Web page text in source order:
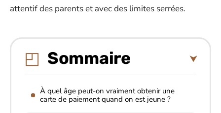
attentif des parents et avec des limites serrées.
Sommaire
À quel âge peut-on vraiment obtenir une
carte de paiement quand on est jeune ?